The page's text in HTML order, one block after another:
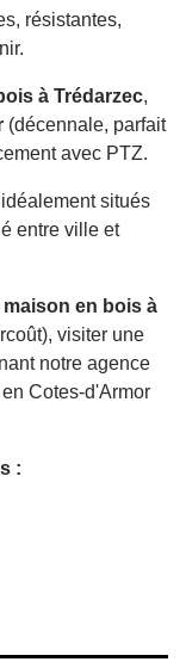
résistantes,
à Trédarzec,
(décennale, parfait
avec PTZ.
situés
entre ville et
en bois à
visiter une
notre agence
Cotes-d'Armor
: